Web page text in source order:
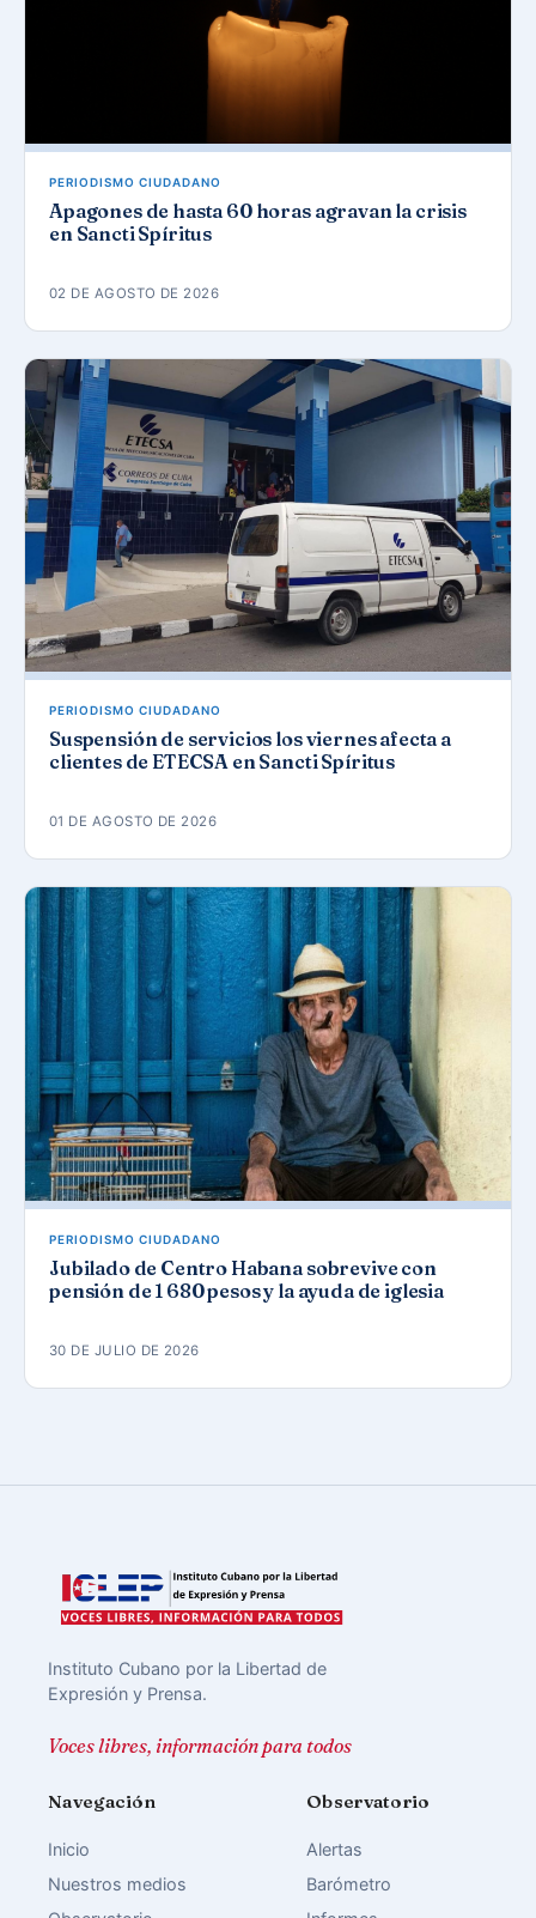
PERIODISMO CIUDADANO
Apagones de hasta 60 horas agravan la crisis
en Sancti Spíritus
02 DE AGOSTO DE 2026
PERIODISMO CIUDADANO
Suspensión de servicios los viernes afecta a
clientes de ETECSA en Sancti Spíritus
01 DE AGOSTO DE 2026
PERIODISMO CIUDADANO
Jubilado de Centro Habana sobrevive con
pensión de 1 680 pesos y la ayuda de iglesia
30 DE JULIO DE 2026
Instituto Cubano por la Libertad de
Expresión y Prensa.
Voces libres, información para todos
Navegación
Inicio
Nuestros medios
Observatorio
Alertas
Barómetro